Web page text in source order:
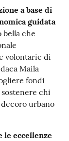
a base di
guidata
bella che
volontarie di
Maila
fondi
chi
urbano
le eccellenze